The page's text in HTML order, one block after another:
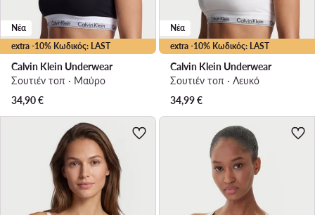
extra -10% Κωδικός: LAST
Νέα
Calvin Klein Underwear
Σουτιέν τοπ · Μαύρο
34,90€
extra -10% Κωδικός: LAST
Νέα
Calvin Klein Underwear
Σουτιέν τοπ · Λευκό
34,99€